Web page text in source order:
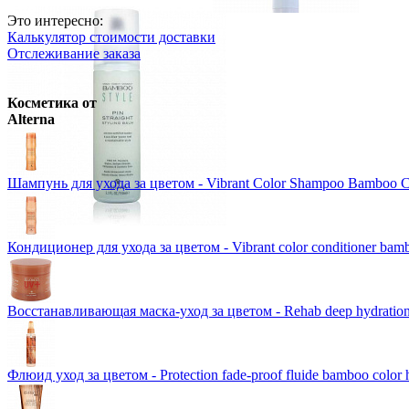
Wella Professionals
Schwarzkopf Professional
Это интересно:
Калькулятор стоимости доставки
Отслеживание заказа
Косметика от
Alterna
Шампунь для ухода за цветом - Vibrant Color Shampoo Bamboo
Кондиционер для ухода за цветом - Vibrant color conditioner
Восстанавливающая маска-уход за цветом - Rehab deep
Флюид уход за цветом - Protection fade-proof fluide bamboo color